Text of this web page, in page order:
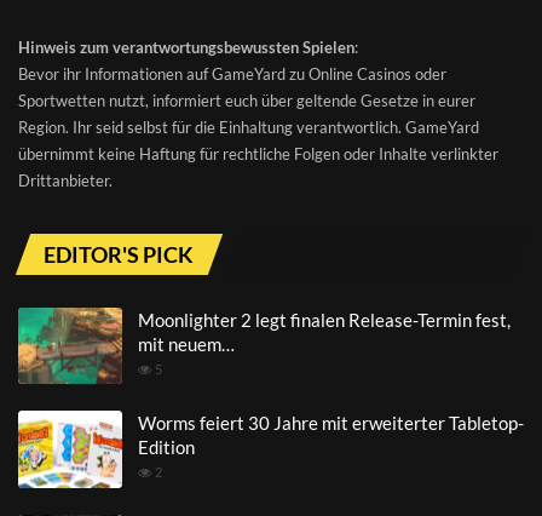
Hinweis zum verantwortungsbewussten Spielen:
Bevor ihr Informationen auf GameYard zu Online Casinos oder
Sportwetten nutzt, informiert euch über geltende Gesetze in eurer
Region. Ihr seid selbst für die Einhaltung verantwortlich. GameYard
übernimmt keine Haftung für rechtliche Folgen oder Inhalte verlinkter
Drittanbieter.
EDITOR'S PICK
Moonlighter 2 legt finalen Release-Termin fest,
mit neuem…
5
Worms feiert 30 Jahre mit erweiterter Tabletop-
Edition
2